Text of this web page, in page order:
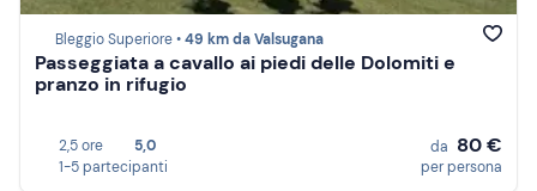
Bleggio Superiore •49 km da Valsugana
Passeggiata a cavallo ai piedi delle Dolomiti e
pranzo in rifugio
2,5 ore
5,0
1-5 partecipanti
da 80 €
per persona